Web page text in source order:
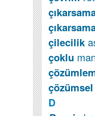
çilecilik
çoklu
çözümsel
D